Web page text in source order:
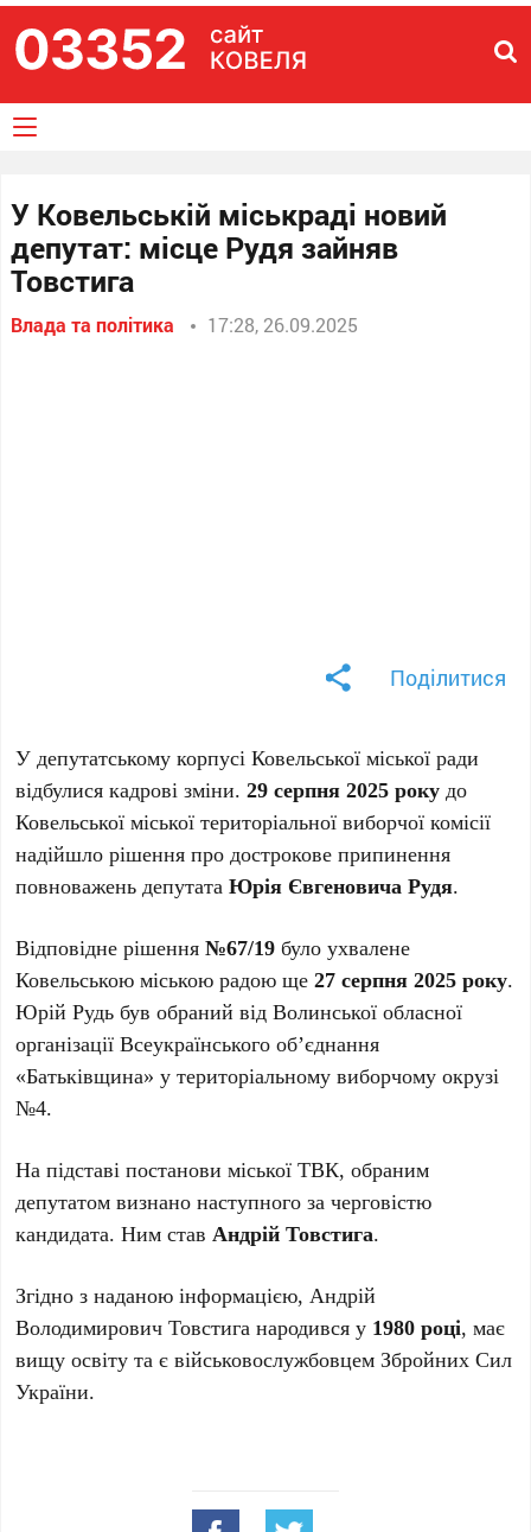
У Ковельській міськраді новий
депутат: місце Рудя зайняв
Товстига
Влада та політика 17:28, 26.09.2025
Поділитися
У депутатському корпусі Ковельської міської ради
відбулися кадрові зміни.29 серпня 2025 року до
Ковельської міської територіальної виборчої комісії
надійшло рішення про дострокове припинення
повноважень депутатаЮрія Євгеновича Рудя.
Відповідне рішення№67/19 було ухвалене
Ковельською міською радою ще27 серпня 2025 року.
Юрій Рудь був обраний від Волинської обласної
організації Всеукраїнського об’єднання
«Батьківщина» у територіальному виборчому окрузі
№4.
На підставі постанови міської ТВК, обраним
депутатом визнано наступного за черговістю
кандидата. Ним ставАндрій Товстига.
Згідно з наданою інформацією, Андрій
Володимирович Товстига народився у 1980 році, має
вищу освіту та є військовослужбовцем Збройних Сил
України.